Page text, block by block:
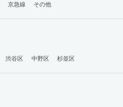
京急線 その他
渋谷区 中野区 杉並区